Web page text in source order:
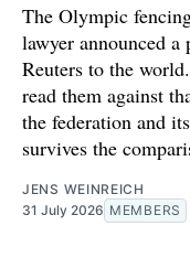
The Olympic
lawyer announced
Reuters to the
read them against
the federation and
survives the
JENS WEINREICH
31 July 2026 MEMBERS